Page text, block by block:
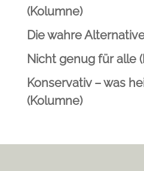
(Kolumne)
Die wahre
Nicht genug für alle
Konservativ – was
(Kolumne)